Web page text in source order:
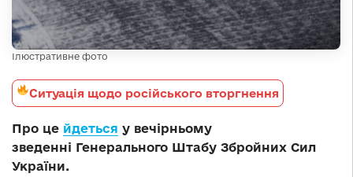
Ілюстративне фото
Ситуація щодо російського вторгнення
Про це йдеться у вечірньому
зведенні Генерального Штабу Збройних Сил
України.